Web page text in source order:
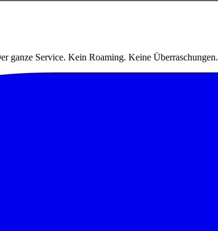
ganze Service. Kein Roaming. Keine Überraschungen.